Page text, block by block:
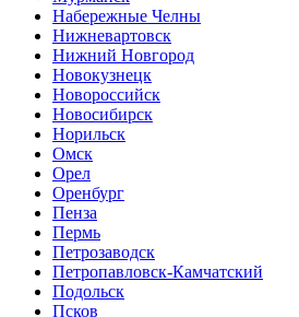
Набережные Челны
Нижневартовск
Нижний Новгород
Новокузнецк
Новороссийск
Новосибирск
Норильск
Омск
Орел
Оренбург
Пенза
Пермь
Петрозаводск
Петропавловск-Камчатский
Подольск
Псков